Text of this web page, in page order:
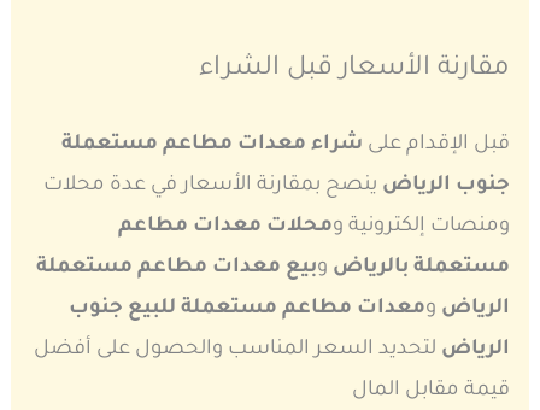
مقارنة الأسعار قبل الشراء
قبل الإقدام على شراء معدات مطاعم مستعملة
جنوب الرياض ينصح بمقارنة الأسعار في عدة محلات
ومنصات إلكترونية ومحلات معدات مطاعم
مستعملة بالرياض وبيع معدات مطاعم مستعملة
الرياض ومعدات مطاعم مستعملة للبيع جنوب
الرياض لتحديد السعر المناسب والحصول على أفضل
قيمة مقابل المال